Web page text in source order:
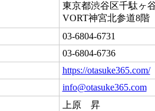
東京都渋谷区千駄ヶ
VORT神宮北参道8階
03-6804-6731
03-6804-6736
https://otasuke365.com/
info@otasuke365.com
上原 昇